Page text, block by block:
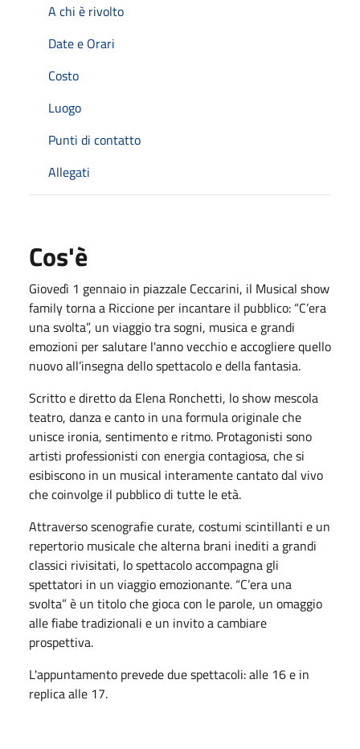
A chi è rivolto
Date e Orari
Costo
Luogo
Punti di contatto
Allegati
Cos'è
Giovedì 1 gennaio in piazzale Ceccarini, il Musical show
family torna a Riccione per incantare il pubblico: “C’era
una svolta”, un viaggio tra sogni, musica e grandi
emozioni per salutare l'anno vecchio e accogliere quello
nuovo all’insegna dello spettacolo e della fantasia.
Scritto e diretto da Elena Ronchetti, lo show mescola
teatro, danza e canto in una formula originale che
unisce ironia, sentimento e ritmo. Protagonisti sono
artisti professionisti con energia contagiosa, che si
esibiscono in un musical interamente cantato dal vivo
che coinvolge il pubblico di tutte le età.
Attraverso scenografie curate, costumi scintillanti e un
repertorio musicale che alterna brani inediti a grandi
classici rivisitati, lo spettacolo accompagna gli
spettatori in un viaggio emozionante. “C’era una
svolta” è un titolo che gioca con le parole, un omaggio
alle fiabe tradizionali e un invito a cambiare
prospettiva.
L'appuntamento prevede due spettacoli: alle 16 e in
replica alle 17.